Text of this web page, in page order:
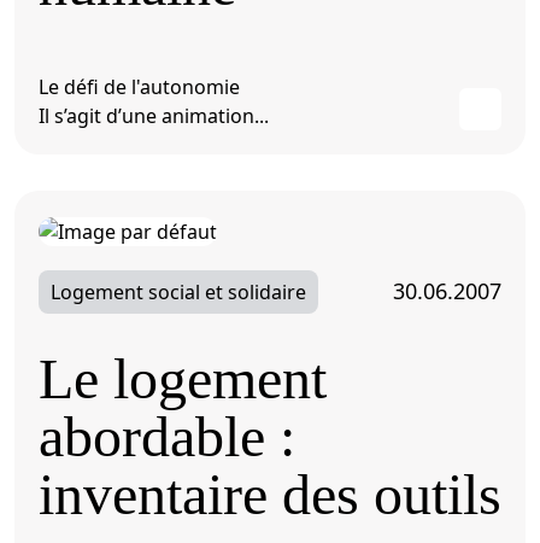
Le défi de l'autonomie
Il s’agit d’une animation...
Logement social et solidaire 30.06.2007
Le logement
abordable :
inventaire des outils